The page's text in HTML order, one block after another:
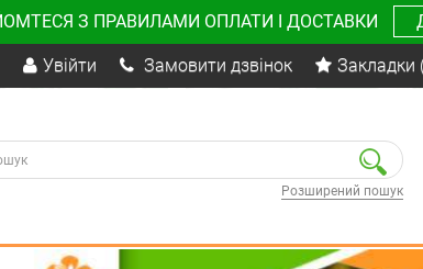
З ПРАВИЛАМИ ОПЛАТИ І ДОСТАВКИ
Увійти Замовити дзвінок Закладки
Розширений пошук